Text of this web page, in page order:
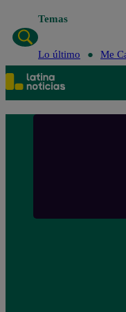
Temas
Lo último Me